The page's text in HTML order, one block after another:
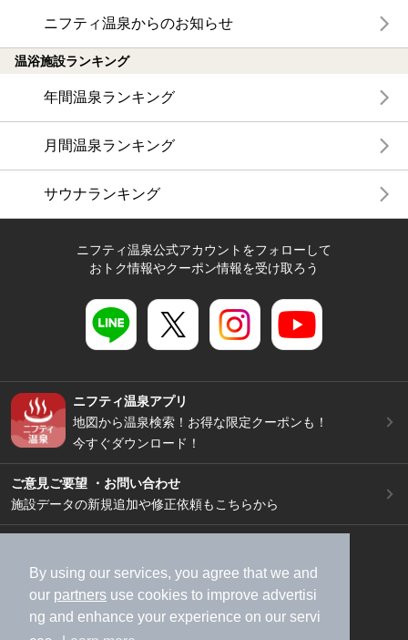
By using our services, you agree that we and
our partners use cookies to improve advertisi
ng and enhance your experience on our servi
ニフティ温泉からのお知らせ
温浴施設ランキング
年間温泉ランキング
月間温泉ランキング
サウナランキング
ニフティ温泉公式アカウントをフォローして
おトク情報やクーポン情報を受け取ろう
ニフティ温泉アプリ
地図から温泉検索！お得な限定クーポンも！
今すぐダウンロード！
ご意見ご要望 ・お問い合わせ
施設データの新規追加や修正依頼もこちらから
加盟店募集（資料請求）
広告出稿のご案内
利用規約
ライフスタイルMEMBERS+規約
特定商取引法に基づく表記
ヘルプ
採用情報